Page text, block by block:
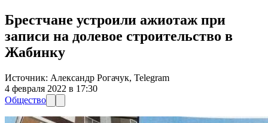
Брестчане устроили ажиотаж при
записи на долевое строительство в
Жабинку
Источник: Александр Рогачук, Telegram
4 февраля 2022 в 17:30
Общество